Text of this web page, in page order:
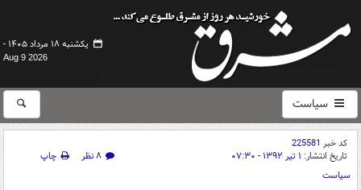
یکشنبه ۱۸ مرداد ۱۴۰۵ -
Aug 9 2026
سیاست
کد خبر 225581
تاریخ انتشار: ۱ تیر ۱۳۹۲ - ۰۷:۳۰ ۸ نظر
چاپ
سیاست